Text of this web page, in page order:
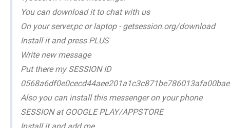
You can download it to chat with us
On your server,pc or laptop - getsession.org/download
Install it and press PLUS
Write new message
Put there my SESSION ID
Also you can install this messenger on your phone
SESSION at GOOGLE PLAY/APPSTORE